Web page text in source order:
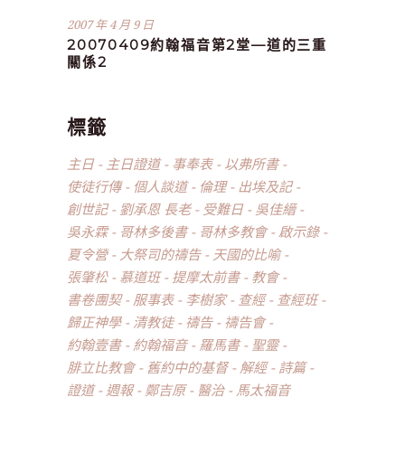
2007 年 4 月 9 日
20070409約翰福音第2堂—道的三重
關係2
標籤
主日 主日證道 事奉表
以弗所書
使徒行傳
個人談道 倫理
出埃及記
創世記
劉承恩 長老 受難日
吳佳縉
吳永霖
哥林多後書 哥林多教會
啟示錄
夏令營
大祭司的禱告
天國的比喻
張肇松
慕道班 提摩太前書
教會
書卷團契
服事表 李樹家 查經
查經班
歸正神學
清教徒 禱告
禱告會
約翰壹書
約翰福音 羅馬書
聖靈
腓立比教會
舊約中的基督 解經
詩篇
證道
週報 鄭吉原 醫治 馬太福音